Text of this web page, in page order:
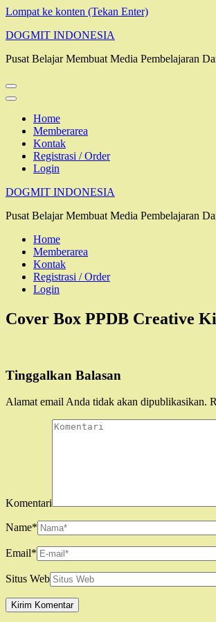
Lompat ke konten (Tekan Enter)
DOGMIT INDONESIA
Pusat Belajar Membuat Media Pembelajaran
Home
Memberarea
Kontak
Registrasi / Order
Login
DOGMIT INDONESIA
Pusat Belajar Membuat Media Pembelajaran
Home
Memberarea
Kontak
Registrasi / Order
Login
Cover Box PPDB Creative
Tinggalkan Balasan
Alamat email Anda tidak akan dipublikasikan.
Komentari
Name*
Email*
Situs Web